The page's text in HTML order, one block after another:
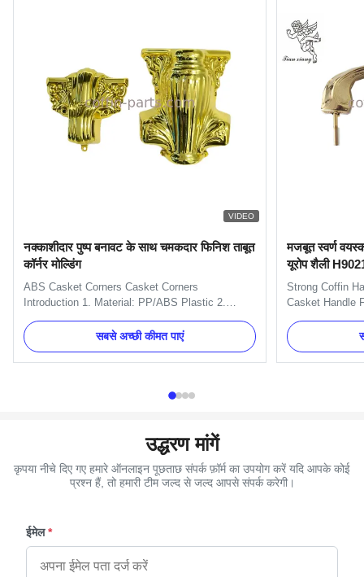
VIDEO
नक्काशीदार पुष्प बनावट के साथ चमकदार फिनिश ताबूत
कॉर्नर मोल्डिंग
ABS Casket Corners​ Casket Corners​
Introduction 1. Material: PP/ABS Plastic 2.
Available Color: silver, gold, and copper. 3.
Packing: Each PC in a polybag, then in carton.
4. More models are available. 5. ISO certificate
and OEM service available. Casket Corners
सबसे अच्छी कीमत पाएं
मजबूत स्वर्ण
यूरोप शैली
Strong Coffin
Casket Handle
H9021 handle
and nuts. And
Item Name TX-
Metal Color
उद्धरण मांगें
कृपया नीचे दिए गए हमारे ऑनलाइन पूछताछ संपर्क फ़ॉर्म का उपयोग करें यदि आपके कोई
प्रश्न हैं, तो हमारी टीम जल्द से जल्द आपसे संपर्क करेगी।
ईमेल *